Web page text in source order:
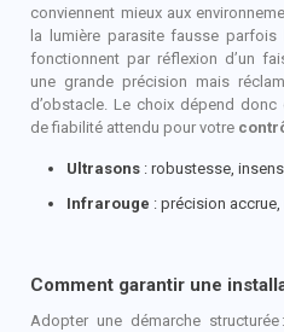
conviennent mieux aux
la lumière parasite fausse parfois
fonctionnent par réflexion d’un
une grande précision mais
d’obstacle. Le choix dépend donc
de fiabilité attendu pour votre
Ultrasons : robustesse,
Infrarouge : précision
Comment garantir une
Adopter une démarche structurée